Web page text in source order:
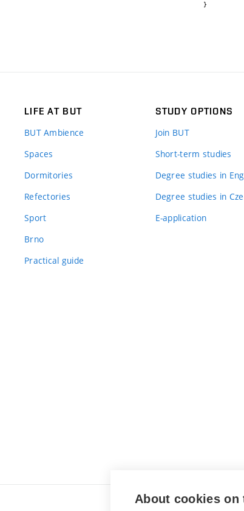
}
LIFE AT BUT
BUT Ambience
Spaces
Dormitories
Refectories
Sport
Brno
Practical guide
STUDY OPTIONS
Join BUT
Short-term studies
Degree studies in
Degree studies in
E-application
About cookies